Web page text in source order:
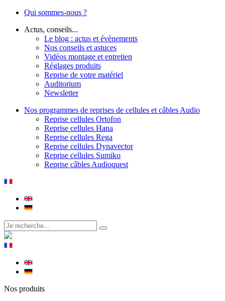
Qui sommes-nous ?
Actus, conseils...
Le blog : actus et évènements
Nos conseils et astuces
Vidéos montage et entretien
Réglages produits
Reprise de votre matériel
Auditorium
Newsletter
Nos programmes de reprises de cellules et câbles Audio
Reprise cellules Ortofon
Reprise cellules Hana
Reprise cellules Rega
Reprise cellules Dynavector
Reprise cellules Sumiko
Reprise câbles Audioquest
Nos produits